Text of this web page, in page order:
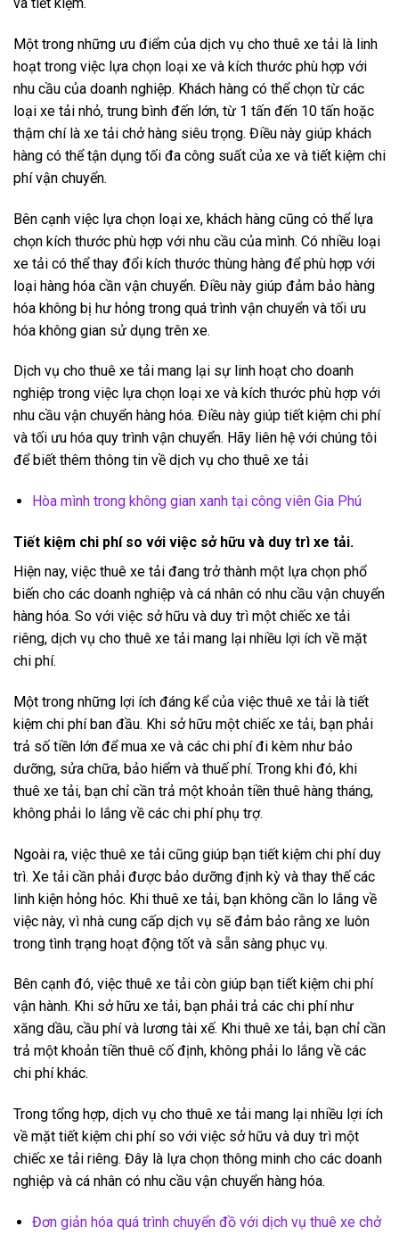
Một trong những ưu điểm của dịch vụ cho thuê xe tải là linh
hoạt trong việc lựa chọn loại xe và kích thước phù hợp với
nhu cầu của doanh nghiệp. Khách hàng có thể chọn từ các
loại xe tải nhỏ, trung bình đến lớn, từ 1 tấn đến 10 tấn hoặc
thậm chí là xe tải chở hàng siêu trọng. Điều này giúp khách
hàng có thể tận dụng tối đa công suất của xe và tiết kiệm chi
phí vận chuyển.
Bên cạnh việc lựa chọn loại xe, khách hàng cũng có thể lựa
chọn kích thước phù hợp với nhu cầu của mình. Có nhiều loại
xe tải có thể thay đổi kích thước thùng hàng để phù hợp với
loại hàng hóa cần vận chuyển. Điều này giúp đảm bảo hàng
hóa không bị hư hỏng trong quá trình vận chuyển và tối ưu
hóa không gian sử dụng trên xe.
Dịch vụ cho thuê xe tải mang lại sự linh hoạt cho doanh
nghiệp trong việc lựa chọn loại xe và kích thước phù hợp với
nhu cầu vận chuyển hàng hóa. Điều này giúp tiết kiệm chi phí
và tối ưu hóa quy trình vận chuyển. Hãy liên hệ với chúng tôi
để biết thêm thông tin về dịch vụ cho thuê xe tải
Hòa mình trong không gian xanh tại công viên Gia Phú
Tiết kiệm chi phí so với việc sở hữu và duy trì xe tải.
Hiện nay, việc thuê xe tải đang trở thành một lựa chọn phổ
biến cho các doanh nghiệp và cá nhân có nhu cầu vận chuyển
hàng hóa. So với việc sở hữu và duy trì một chiếc xe tải
riêng, dịch vụ cho thuê xe tải mang lại nhiều lợi ích về mặt
chi phí.
Một trong những lợi ích đáng kể của việc thuê xe tải là tiết
kiệm chi phí ban đầu. Khi sở hữu một chiếc xe tải, bạn phải
trả số tiền lớn để mua xe và các chi phí đi kèm như bảo
dưỡng, sửa chữa, bảo hiểm và thuế phí. Trong khi đó, khi
thuê xe tải, bạn chỉ cần trả một khoản tiền thuê hàng tháng,
không phải lo lắng về các chi phí phụ trợ.
Ngoài ra, việc thuê xe tải cũng giúp bạn tiết kiệm chi phí duy
trì. Xe tải cần phải được bảo dưỡng định kỳ và thay thế các
linh kiện hỏng hóc. Khi thuê xe tải, bạn không cần lo lắng về
việc này, vì nhà cung cấp dịch vụ sẽ đảm bảo rằng xe luôn
trong tình trạng hoạt động tốt và sẵn sàng phục vụ.
Bên cạnh đó, việc thuê xe tải còn giúp bạn tiết kiệm chi phí
vận hành. Khi sở hữu xe tải, bạn phải trả các chi phí như
xăng dầu, cầu phí và lương tài xế. Khi thuê xe tải, bạn chỉ cần
trả một khoản tiền thuê cố định, không phải lo lắng về các
chi phí khác.
Trong tổng hợp, dịch vụ cho thuê xe tải mang lại nhiều lợi ích
về mặt tiết kiệm chi phí so với việc sở hữu và duy trì một
chiếc xe tải riêng. Đây là lựa chọn thông minh cho các doanh
nghiệp và cá nhân có nhu cầu vận chuyển hàng hóa.
Đơn giản hóa quá trình chuyển đồ với dịch vụ thuê xe chở